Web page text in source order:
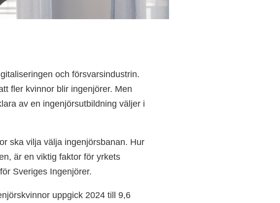
och försvarsindustrin.
fler kvinnor blir ingenjörer. Men
av en ingenjörsutbildning väljer i
ska vilja välja ingenjörsbanan. Hur
är en viktig faktor för yrkets
Sveriges Ingenjörer.
uppgick 2024 till 9,6